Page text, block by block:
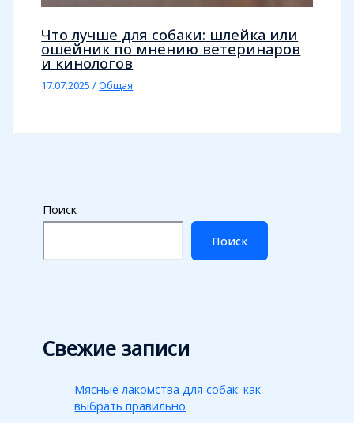
Что лучше для собаки: шлейка или
ошейник по мнению ветеринаров
и кинологов
17.07.2025/Общая
Поиск
Поиск
Свежие записи
Мясные лакомства для собак: как
выбрать правильно